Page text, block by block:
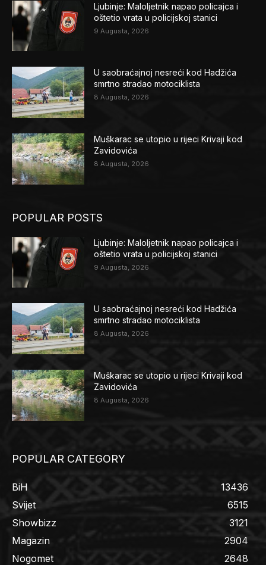
Ljubinje: Maloljetnik napao policajca i
oštetio vrata u policijskoj stanici
9 Augusta, 2026
U saobraćajnoj nesreći kod Hadžića
smrtno stradao motociklista
8 Augusta, 2026
Muškarac se utopio u rijeci Krivaji kod
Zavidovića
8 Augusta, 2026
POPULAR POSTS
Ljubinje: Maloljetnik napao policajca i
oštetio vrata u policijskoj stanici
9 Augusta, 2026
U saobraćajnoj nesreći kod Hadžića
smrtno stradao motociklista
8 Augusta, 2026
Muškarac se utopio u rijeci Krivaji kod
Zavidovića
8 Augusta, 2026
POPULAR CATEGORY
BiH
13436
Svijet
6515
Showbizz
3121
Magazin
2904
Nogomet
2648